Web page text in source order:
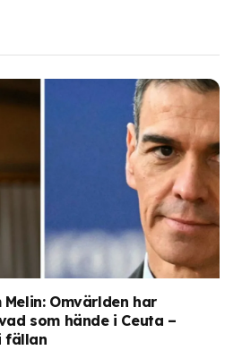
Omvärlden har
som hände i Ceuta –
fällan